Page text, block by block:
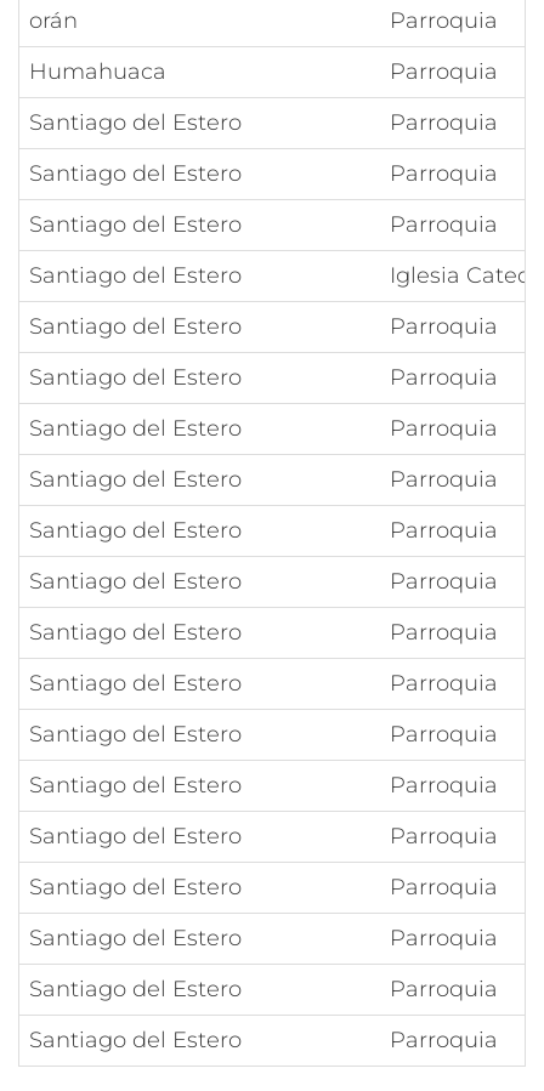
orán
Parroquia
Humahuaca
Parroquia
Santiago del Estero
Parroquia
Santiago del Estero
Parroquia
Santiago del Estero
Parroquia
Santiago del Estero
Iglesia
Santiago del Estero
Parroquia
Santiago del Estero
Parroquia
Santiago del Estero
Parroquia
Santiago del Estero
Parroquia
Santiago del Estero
Parroquia
Santiago del Estero
Parroquia
Santiago del Estero
Parroquia
Santiago del Estero
Parroquia
Santiago del Estero
Parroquia
Santiago del Estero
Parroquia
Santiago del Estero
Parroquia
Santiago del Estero
Parroquia
Santiago del Estero
Parroquia
Santiago del Estero
Parroquia
Santiago del Estero
Parroquia